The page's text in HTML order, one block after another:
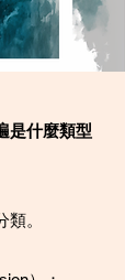
是什麼類型
。